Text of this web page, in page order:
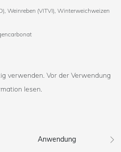
Weinreben (VITVI), Winterweichweizen
verwenden. Vor der Verwendung
lesen.
Anwendung